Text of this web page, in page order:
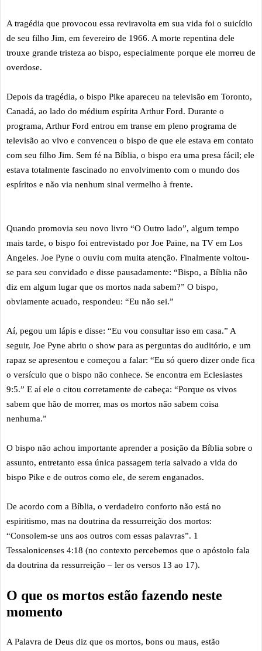
A tragédia que provocou essa reviravolta em sua vida foi o suicídio
de seu filho Jim, em fevereiro de 1966. A morte repentina dele
trouxe grande tristeza ao bispo, especialmente porque ele morreu de
overdose.
Depois da tragédia, o bispo Pike apareceu na televisão em Toronto,
Canadá, ao lado do médium espírita Arthur Ford. Durante o
programa, Arthur Ford entrou em transe em pleno programa de
televisão ao vivo e convenceu o bispo de que ele estava em contato
com seu filho Jim. Sem fé na Bíblia, o bispo era uma presa fácil; ele
estava totalmente fascinado no envolvimento com o mundo dos
espíritos e não via nenhum sinal vermelho à frente.
Quando promovia seu novo livro “O Outro lado”, algum tempo
mais tarde, o bispo foi entrevistado por Joe Paine, na TV em Los
Angeles. Joe Pyne o ouviu com muita atenção. Finalmente voltou-
se para seu convidado e disse pausadamente: “Bispo, a Bíblia não
diz em algum lugar que os mortos nada sabem?” O bispo,
obviamente acuado, respondeu: “Eu não sei.”
Aí, pegou um lápis e disse: “Eu vou consultar isso em casa.” A
seguir, Joe Pyne abriu o show para as perguntas do auditório, e um
rapaz se apresentou e começou a falar: “Eu só quero dizer onde fica
o versículo que o bispo não conhece. Se encontra em Eclesiastes
9:5.” E aí ele o citou corretamente de cabeça: “Porque os vivos
sabem que hão de morrer, mas os mortos não sabem coisa
nenhuma.”
O bispo não achou importante aprender a posição da Bíblia sobre o
assunto, entretanto essa única passagem teria salvado a vida do
bispo Pike e de outros como ele, de serem enganados.
De acordo com a Bíblia, o verdadeiro conforto não está no
espiritismo, mas na doutrina da ressurreição dos mortos:
“Consolem-se uns aos outros com essas palavras”. 1
Tessalonicenses 4:18 (no contexto percebemos que o apóstolo fala
da doutrina da ressurreição – ler os versos 13 ao 17).
O que os mortos estão fazendo neste
momento
A Palavra de Deus diz que os mortos, bons ou maus, estão